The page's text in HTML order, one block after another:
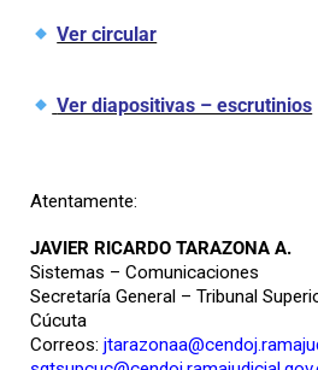
Ver circular
Ver diapositivas – escrutinios
Atentamente:
JAVIER RICARDO TARAZONA A.
Sistemas – Comunicaciones
Secretaría General – Tribunal
Cúcuta
Correos: